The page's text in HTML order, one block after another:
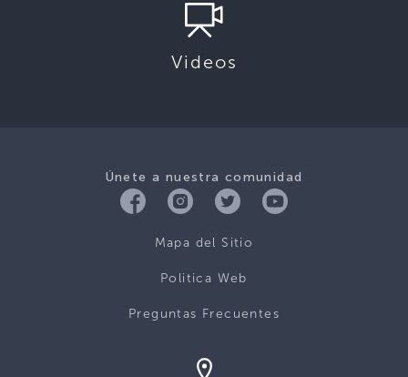
Videos
Únete a nuestra comunidad
Mapa del Sitio
Politica Web
Preguntas Frecuentes